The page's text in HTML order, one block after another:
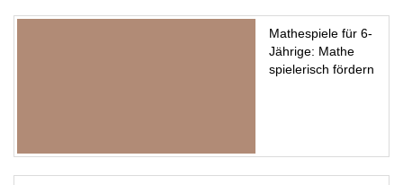
Mathespiele für 6-
Jährige: Mathe
spielerisch fördern